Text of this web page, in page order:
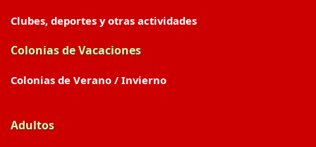
Clubes, deportes y otras actividades
Colonias de Vacaciones
Colonias de Verano / Invierno
Adultos